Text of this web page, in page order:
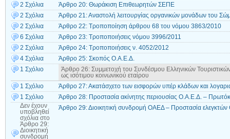
2 Σχόλια
Άρθρο 20: Θωράκιση Επιθεωρητών ΣΕΠΕ
2 Σχόλια
Άρθρο 21: Αναστολή λειτουργίας οργανικών μονάδων του
2 Σχόλια
Άρθρο 22: Τροποποίηση άρθρου 68 του νόμου 3863/2010
6 Σχόλια
Άρθρο 23: Τροποποιήσεις νόμου 3996/2011
2 Σχόλια
Άρθρο 24: Τροποποιήσεις ν. 4052/2012
4 Σχόλια
Άρθρο 25: Σκοπός Ο.Α.Ε.Δ.
1 Σχόλιο
Άρθρο 26: Συμμετοχή του Συνδέσμου Ελληνικών
ως ισότιμου κοινωνικού εταίρου
1 Σχόλιο
Άρθρο 27: Ακατάσχετο των εισφορών υπέρ κλάδων και
1 Σχόλιο
Άρθρο 28: Προστασία ακίνητης περιουσίας Ο.Α.Ε.Δ. –
Δεν έχουν
υποβληθεί
σχόλια στο
Άρθρο 29:
Διοικητική
συνδρομή
Άρθρο 29: Διοικητική συνδρομή ΟΑΕΔ – Προστασία